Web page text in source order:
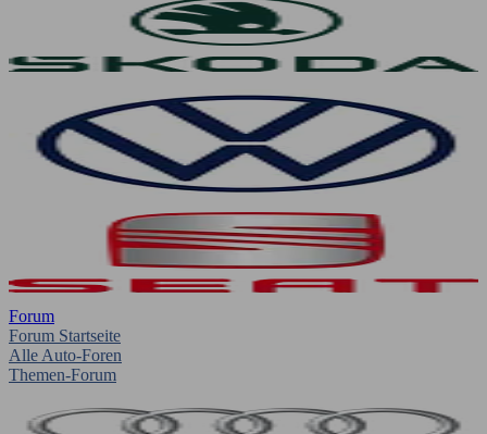
Forum
Forum Startseite
Alle Auto-Foren
Themen-Forum